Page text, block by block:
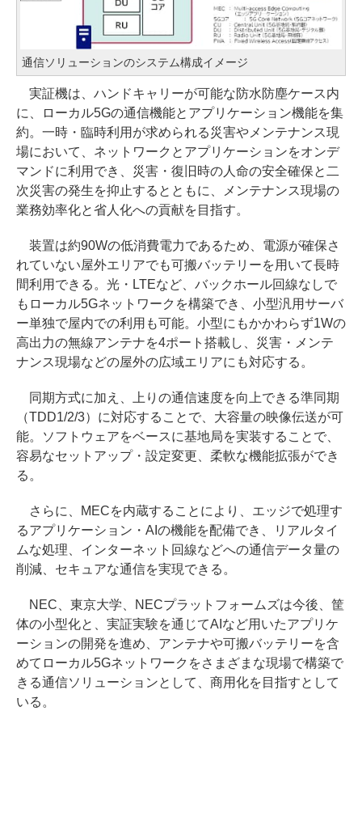
通信ソリューションのシステム構成イメージ
実証機は、ハンドキャリーが可能な防水防塵ケース内
に、ローカル5Gの通信機能とアプリケーション機能を集
約。一時・臨時利用が求められる災害やメンテナンス現
場において、ネットワークとアプリケーションをオンデ
マンドに利用でき、災害・復旧時の人命の安全確保と二
次災害の発生を抑止するとともに、メンテナンス現場の
業務効率化と省人化への貢献を目指す。
装置は約90Wの低消費電力であるため、電源が確保さ
れていない屋外エリアでも可搬バッテリーを用いて長時
間利用できる。光・LTEなど、バックホール回線なしで
もローカル5Gネットワークを構築でき、小型汎用サーバ
ー単独で屋内での利用も可能。小型にもかかわらず1Wの
高出力の無線アンテナを4ポート搭載し、災害・メンテ
ナンス現場などの屋外の広域エリアにも対応する。
同期方式に加え、上りの通信速度を向上できる準同期
（TDD1/2/3）に対応することで、大容量の映像伝送が可
能。ソフトウェアをベースに基地局を実装することで、
容易なセットアップ・設定変更、柔軟な機能拡張ができ
る。
さらに、MECを内蔵することにより、エッジで処理す
るアプリケーション・AIの機能を配備でき、リアルタイ
ムな処理、インターネット回線などへの通信データ量の
削減、セキュアな通信を実現できる。
NEC、東京大学、NECプラットフォームズは今後、筐
体の小型化と、実証実験を通じてAIなど用いたアプリケ
ーションの開発を進め、アンテナや可搬バッテリーを含
めてローカル5Gネットワークをさまざまな現場で構築で
きる通信ソリューションとして、商用化を目指すとして
いる。